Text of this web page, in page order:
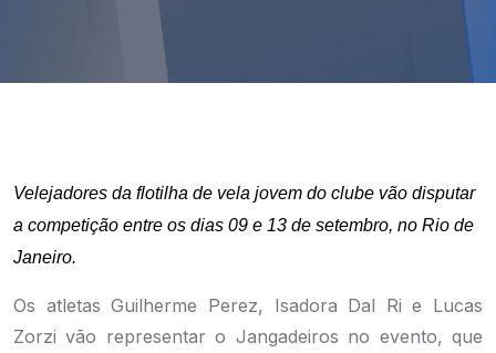
Velejadores da flotilha de vela jovem do clube vão disputar
a competição entre os dias 09 e 13 de setembro, no Rio de
Janeiro.
Os atletas Guilherme Perez, Isadora Dal Ri e Lucas
Zorzi vão representar o Jangadeiros no evento, que